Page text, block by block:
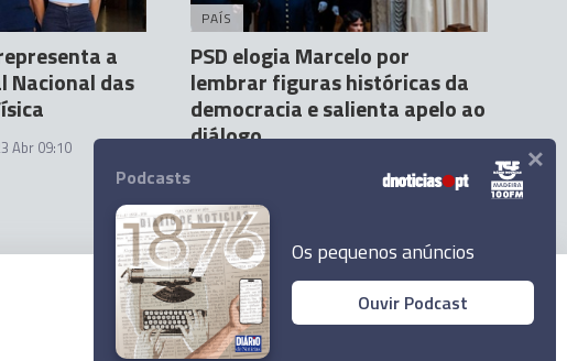
a
Nacional das
Abr 09:10
PAÍS
PSD elogia Marcelo por
lembrar figuras históricas da
democracia e salienta apelo ao
diálogo
© 2024 Empresa Diário de Notícias, Lda.
Podcasts
Os pequenos anúncios
Ouvir Podcast
×